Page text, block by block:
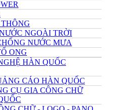
NGOÀI TRỜI
NƯỚC MƯA
ONG
HÀN QUỐC
CÁO HÀN QUỐC
CỤ GIA CÔNG CHỮ